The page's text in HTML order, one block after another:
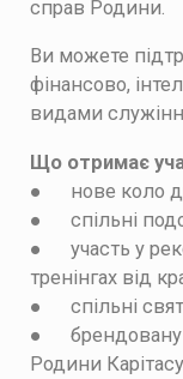
справ Родини.
Ви можете
фінансово,
видами
Що отримає
● нове коло
● спільні
● участь у
тренінгах від
● спільні
● брендовану
Родини Карітасу